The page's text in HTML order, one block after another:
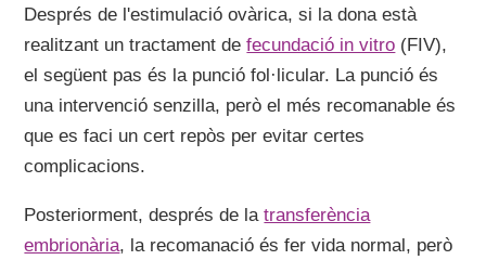
Després de l'estimulació ovàrica, si la dona està
realitzant un tractament defecundació in vitro (FIV),
el següent pas és la punció fol·licular. La punció és
una intervenció senzilla, però el més recomanable és
que es faci un cert repòs per evitar certes
complicacions.
Posteriorment, després de latransferència
embrionària, la recomanació és fer vida normal, però